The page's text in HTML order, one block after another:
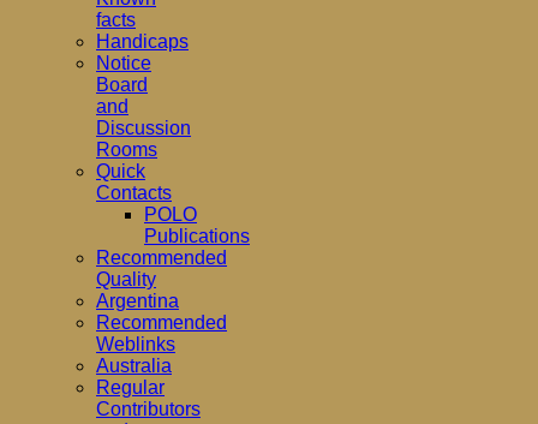
facts
Handicaps
Notice
Board
and
Discussion
Rooms
Quick
Contacts
POLO
Publications
Recommended
Quality
Argentina
Recommended
Weblinks
Australia
Regular
Contributors